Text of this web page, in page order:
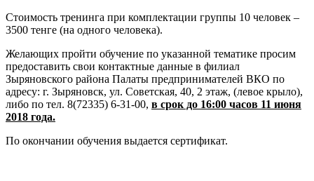
Стоимость тренинга при комплектации группы 10 человек –
3500 тенге (на одного человека).
Желающих пройти обучение по указанной тематике просим
предоставить свои контактные данные в филиал
Зыряновского района Палаты предпринимателей ВКО по
адресу: г. Зыряновск, ул. Советская, 40, 2 этаж, (левое крыло),
либо по тел. 8(72335) 6-31-00, в срок до 16:00 часов 11 июня
2018 года.
По окончании обучения выдается сертификат.